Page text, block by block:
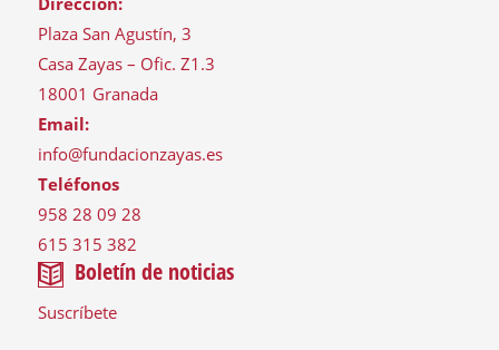
Plaza San Agustín, 3
Casa Zayas – Ofic. Z1.3
18001 Granada
Email:
info@fundacionzayas.es
Teléfonos
958 28 09 28
615 315 382
Boletín de noticias
Suscríbete